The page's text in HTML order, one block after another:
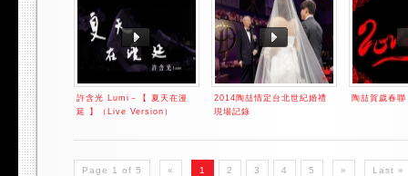
許含光 Lumi－【 夏天在漫
延 】（Live Version）
2014陶喆情定台北世紀婚禮
現場記錄
陶喆賀歲春聯
Page 1 of 5 « 1 2 3 4 5 » Last »